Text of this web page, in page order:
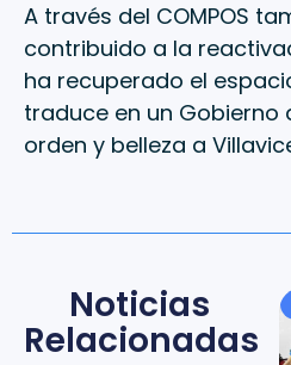
A través del COMPOS
contribuido a la
ha recuperado el
traduce en un Gobierno
orden y belleza a
Noticias
Relacionadas